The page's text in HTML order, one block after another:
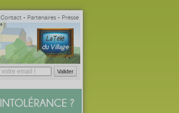
Contact - Partenaires - Presse